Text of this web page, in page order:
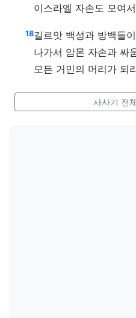
이스라엘 자손도 모여
18길르앗 백성과 방백들
나가서 암몬 자손과 싸
모든 거민의 머리가 되
사사기 전